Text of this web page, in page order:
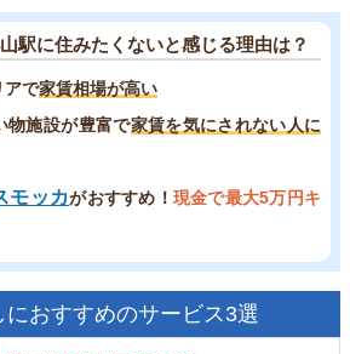
駅に住みたくないと感じる理由は？
アで家賃相場が高い
物施設が豊富で家賃を気にされない人に
モッカがおすすめ！ 現金で最大5万円キ
におすすめのサービス3選